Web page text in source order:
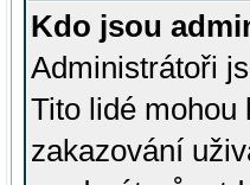
Kdo jsou
Administrátoři
Tito lidé mohou
zakazování